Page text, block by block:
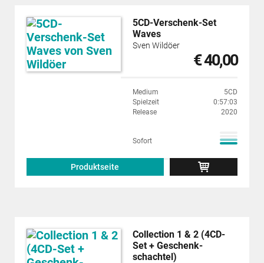
5CD-Verschenk-Set
Waves
Sven Wildöer
€ 40,00
Medium
5CD
Spielzeit
0:57:03
Release
2020
Sofort
Produktseite
Collection 1 & 2 (4CD-
Set + Geschenk­
schachtel)